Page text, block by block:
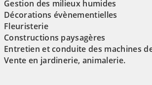
Gestion des milieux humides
Décorations évènementielles
Fleuristerie
Constructions paysagères
Entretien et conduite des machines
Vente en jardinerie, animalerie.